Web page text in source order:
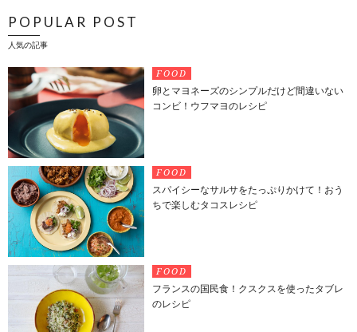
POPULAR POST
人気の記事
FOOD
卵とマヨネーズのシンプルだけど間違いない
コンビ！ウフマヨのレシピ
FOOD
スパイシーなサルサをたっぷりかけて！おう
ちで楽しむタコスレシピ
FOOD
フランスの国民食！クスクスを使ったタブレ
のレシピ